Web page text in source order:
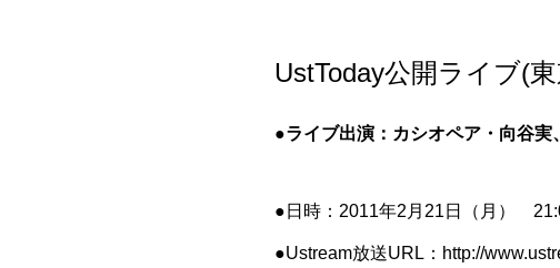
UstToday公開ライブ(東
●ライブ出演：カシオペア・向谷
●日時：2011年2月21日（月）
●Ustream放送URL： http://